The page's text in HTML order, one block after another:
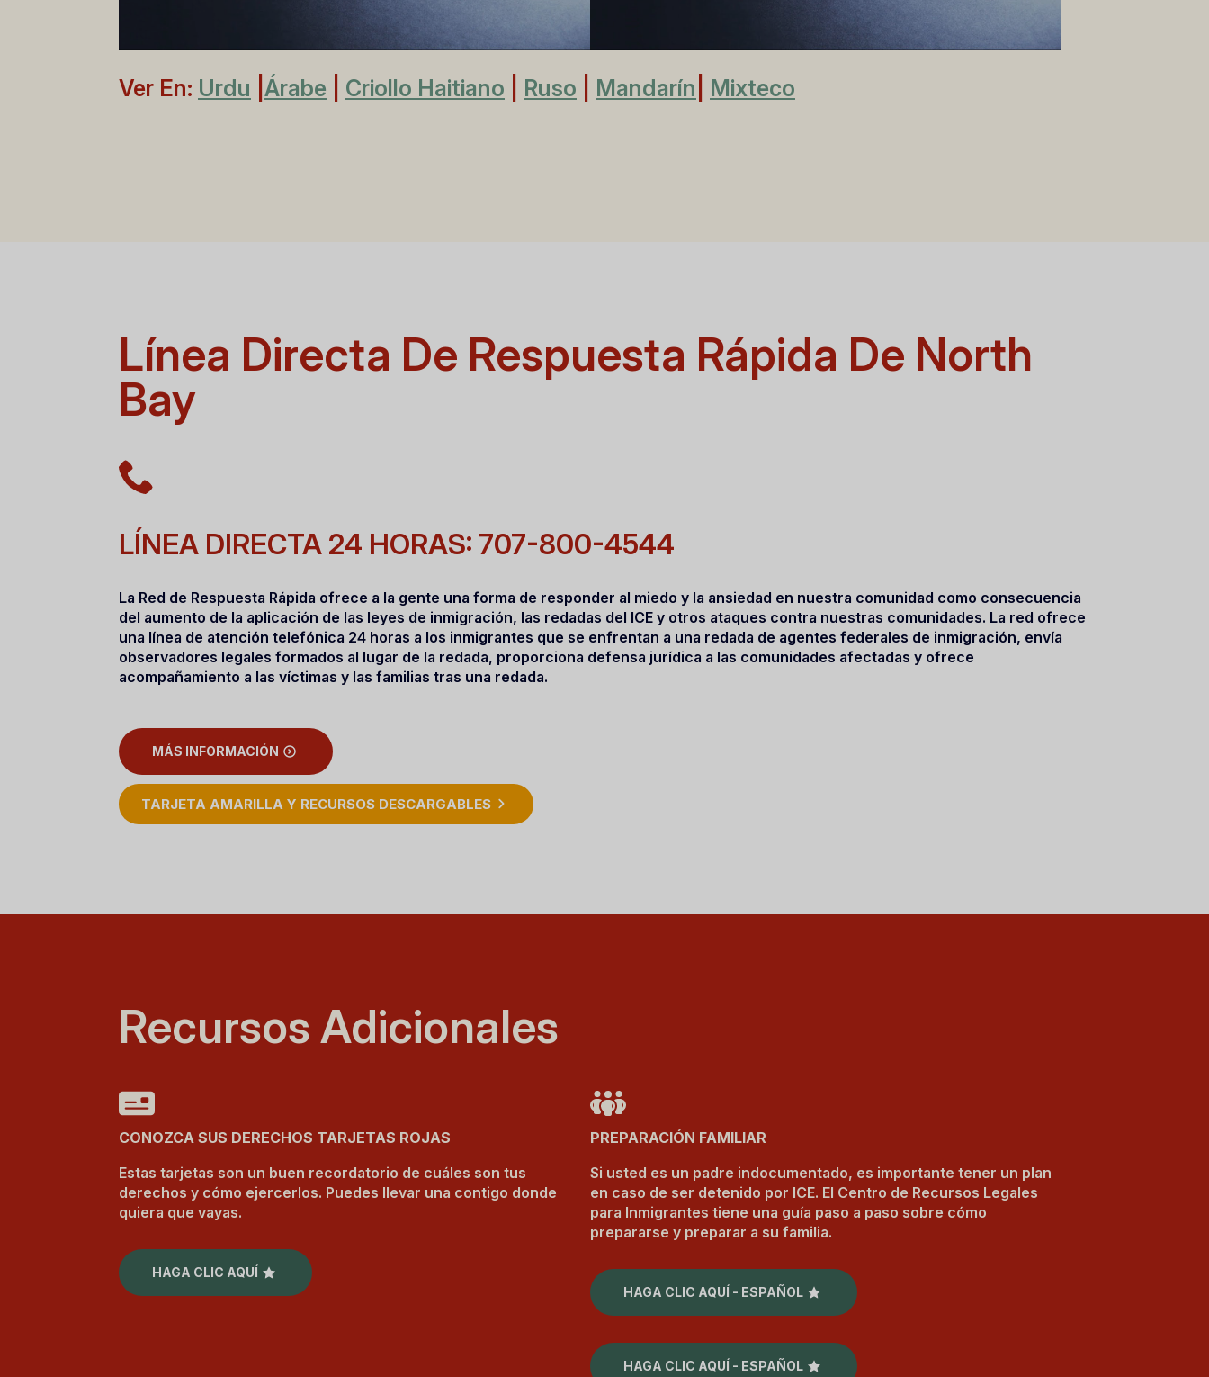
Ver En: Urdu Árabe Criollo Haitiano Ruso Mandarín Mixteco
Línea Directa De Respuesta Rápida De North
Bay
LÍNEA DIRECTA 24 HORAS: 707-800-4544
La Red de Respuesta Rápida ofrece a la gente una forma de responder al miedo y la ansiedad en nuestra comunidad como consecuencia
del aumento de la aplicación de las leyes de inmigración, las redadas del ICE y otros ataques contra nuestras comunidades. La red ofrece
una línea de atención telefónica 24 horas a los inmigrantes que se enfrentan a una redada de agentes federales de inmigración, envía
observadores legales formados al lugar de la redada, proporciona defensa jurídica a las comunidades afectadas y ofrece
acompañamiento a las víctimas y las familias tras una redada.
MÁS INFORMACIÓN
TARJETA AMARILLA Y RECURSOS DESCARGABLES
Recursos Adicionales
CONOZCA SUS DERECHOS TARJETAS ROJAS
Estas tarjetas son un buen recordatorio de cuáles son tus
derechos y cómo ejercerlos. Puedes llevar una contigo donde
quiera que vayas.
HAGA CLIC AQUÍ
PREPARACIÓN FAMILIAR
Si usted es un padre indocumentado, es importante tener un plan
en caso de ser detenido por ICE. El Centro de Recursos Legales
para Inmigrantes tiene una guía paso a paso sobre cómo
prepararse y preparar a su familia.
HAGA CLIC AQUÍ - ESPAÑOL
HAGA CLIC AQUÍ - ESPAÑOL